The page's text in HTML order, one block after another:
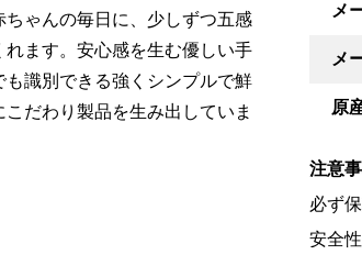
ゃんの毎日に、少しずつ五感
ます。安心感を生む優しい手
識別できる強くシンプルで鮮
だわり製品を生み出していま
メ
メ
原
注意
必ず
安全